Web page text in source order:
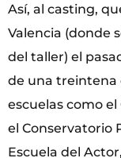
Así, al casting,
Valencia (donde
del taller) el
de una treintena
escuelas como
el Conservatorio
Escuela del